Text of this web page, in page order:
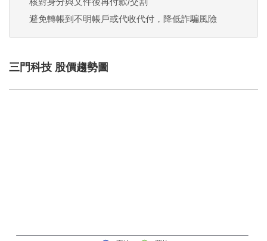
避免轉帳到不明帳戶或代收代付，降低詐騙風險
三門科技 股價趨勢圖